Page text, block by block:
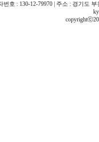
호 : 130-12-79970 | 주소 : 경기도